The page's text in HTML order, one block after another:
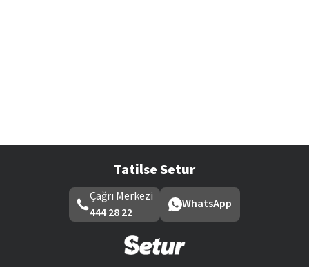
Tatilse Setur
Çağrı Merkezi
444 28 22
WhatsApp